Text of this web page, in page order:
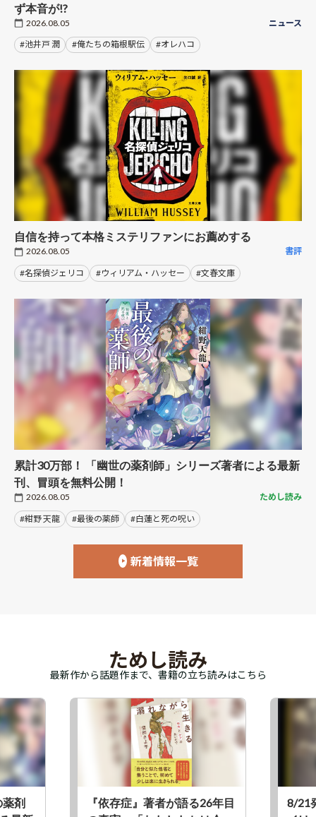
新着情報一覧
ず本音が!?
2026.08.05 ニュース
#池井戸 潤 #俺たちの箱根駅伝 #オレハコ
自信を持って本格ミステリファンにお薦めする
2026.08.05 書評
#名探偵ジェリコ #ウィリアム・ハッセー #文春文庫
累計30万部！ 「幽世の薬剤師」シリーズ著者による最新
刊、冒頭を無料公開！
2026.08.05 ためし読み
#紺野 天龍 #最後の薬師 #白蓮と死の呪い
ためし読み
最新作から話題作まで、書籍の立ち読みはこちら
薬剤
『依存症』著者が語る26年目
8/21